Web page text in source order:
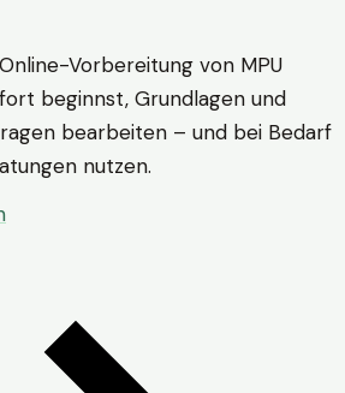
Vorbereitung von MPU
beginnst, Grundlagen und
bearbeiten – und bei Bedarf
nutzen.